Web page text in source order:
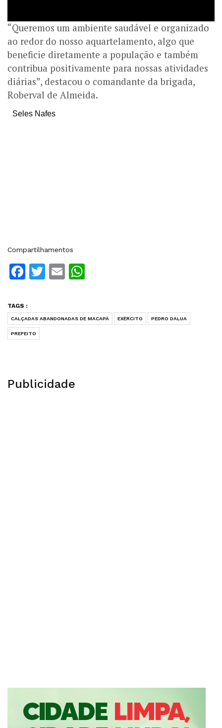
“Queremos um ambiente saudável e organizado
ao redor do nosso aquartelamento, algo que
beneficie diretamente a população e também
contribua positivamente para nossas atividades
diárias”, destacou o comandante da brigada,
Roberval de Almeida.
Seles Nafes
Compartilhamentos
Facebook
Twitter
Email
TAGS :
CALÇADAS ABANDONADAS DE MACAPÁ EXÉRCITO PEDRO DALUA
PREFEITO
Publicidade